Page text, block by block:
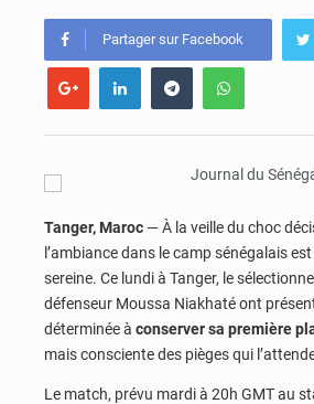
Partager sur Facebook
Tanger, Maroc — À la veille du choc
l’ambiance dans le camp sénégalais
sereine. Ce lundi à Tanger, le
défenseur Moussa Niakhaté ont
déterminée à conserver sa première
mais consciente des pièges qui
Le match, prévu mardi à 20h GMT au